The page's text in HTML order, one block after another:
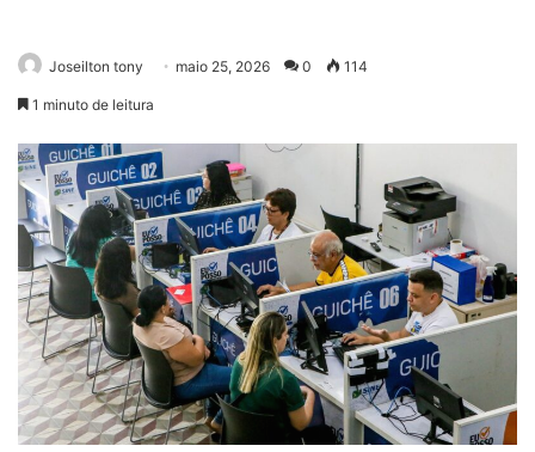
Joseilton tony maio 25, 2026 0 114
1 minuto de leitura